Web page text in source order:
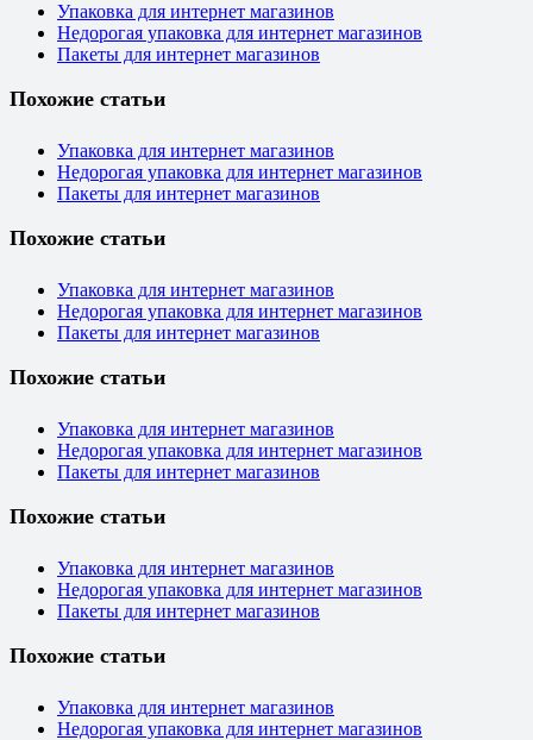
Упаковка для интернет магазинов
Недорогая упаковка для интернет магазинов
Пакеты для интернет магазинов
Похожие статьи
Упаковка для интернет магазинов
Недорогая упаковка для интернет магазинов
Пакеты для интернет магазинов
Похожие статьи
Упаковка для интернет магазинов
Недорогая упаковка для интернет магазинов
Пакеты для интернет магазинов
Похожие статьи
Упаковка для интернет магазинов
Недорогая упаковка для интернет магазинов
Пакеты для интернет магазинов
Похожие статьи
Упаковка для интернет магазинов
Недорогая упаковка для интернет магазинов
Пакеты для интернет магазинов
Похожие статьи
Упаковка для интернет магазинов
Недорогая упаковка для интернет магазинов